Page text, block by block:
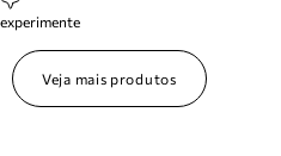
experimente
Veja mais produtos